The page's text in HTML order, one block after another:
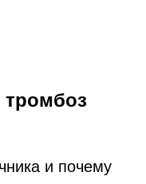
и почему